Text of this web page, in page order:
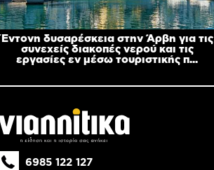
Έντονη δυσαρέσκεια στην Άρβη για τις
συνεχείς διακοπές νερού και τις
εργασίες εν μέσω τουριστικής π...
6985 122 127